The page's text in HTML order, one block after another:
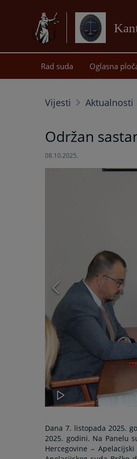
Rad suda Oglasna
Vijesti Aktualnosti
Održan
08.10.2025.
Dana 7. listopada 2025.
2025. godini. Na Panelu
Hercegovine –